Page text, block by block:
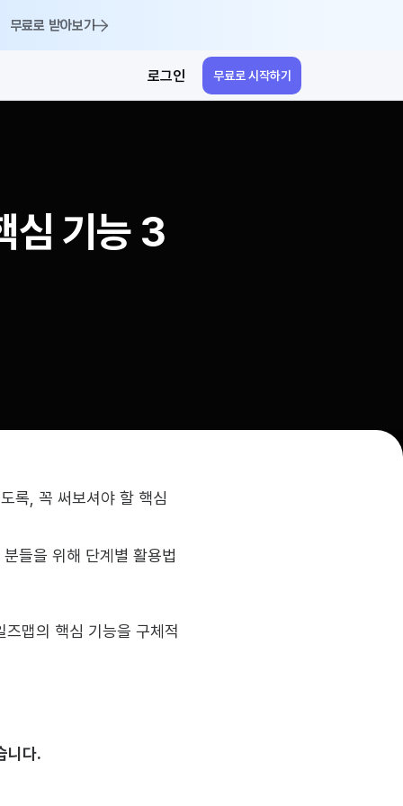
무료로 받아보기
로그인 무료로 시작하기
심 기능 3
록, 꼭 써보셔야 할 핵심
들을 위해 단계별 활용법
맵의 핵심 기능을 구체적
니다.